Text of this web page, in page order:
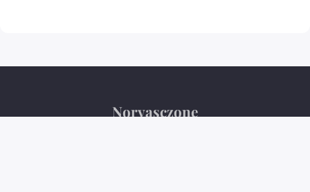
Norvasczone